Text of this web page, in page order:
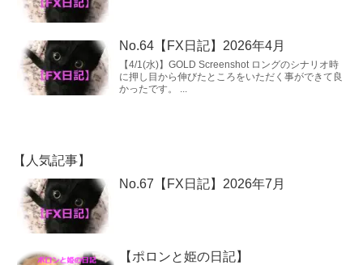
No.64【FX日記】2026年4月
【4/1(水)】GOLD Screenshot ロングのシナリオ時
に押し目から伸びたところをいただく事ができて良
かったです。 ...
【人気記事】
No.67【FX日記】2026年7月
【ポロンと姫の日記】